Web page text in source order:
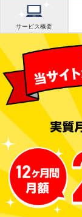
サービス概要